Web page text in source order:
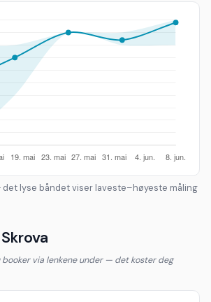
det lyse båndet viser laveste–høyeste måling
booker via lenkene under — det koster deg